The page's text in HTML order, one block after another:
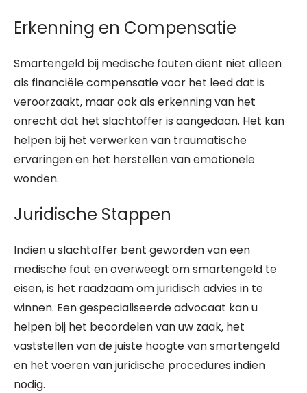
Erkenning en Compensatie
Smartengeld bij medische fouten dient niet alleen
als financiële compensatie voor het leed dat is
veroorzaakt, maar ook als erkenning van het
onrecht dat het slachtoffer is aangedaan. Het kan
helpen bij het verwerken van traumatische
ervaringen en het herstellen van emotionele
wonden.
Juridische Stappen
Indien u slachtoffer bent geworden van een
medische fout en overweegt om smartengeld te
eisen, is het raadzaam om juridisch advies in te
winnen. Een gespecialiseerde advocaat kan u
helpen bij het beoordelen van uw zaak, het
vaststellen van de juiste hoogte van smartengeld
en het voeren van juridische procedures indien
nodig.